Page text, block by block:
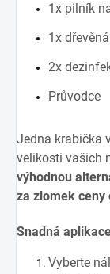
1x pilník
1x
2x
Průvodce
Jedna krabička
velikosti vašich
výhodnou
za zlomek
Snadná
Vyberte